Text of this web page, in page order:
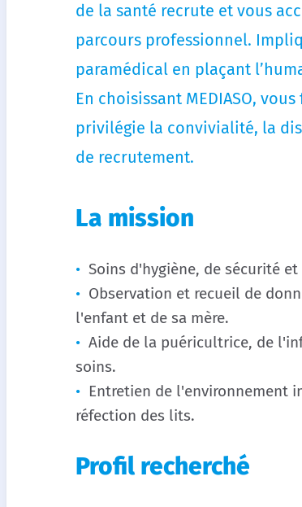
de la santé recrute et vous
parcours professionnel.
paramédical en plaçant
En choisissant MEDIASO,
privilégie la convivialité, la
de recrutement.
La mission
Soins d'hygiène, de sécurité
Observation et recueil de
l'enfant et de sa mère.
Aide de la puéricultrice, de
soins.
Entretien de l'environnement
réfection des lits.
Profil recherché